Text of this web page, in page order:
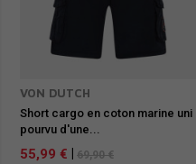
VON DUTCH
Short cargo en coton marine uni
pourvu d'une...
55,99 € 69,90 €